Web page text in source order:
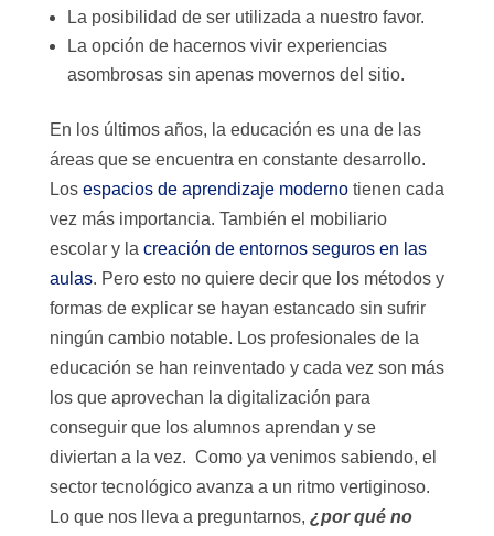
La posibilidad de ser utilizada a nuestro favor.
La opción de hacernos vivir experiencias
asombrosas sin apenas movernos del sitio.
En los últimos años, la educación es una de las
áreas que se encuentra en constante desarrollo.
Los espacios de aprendizaje modernotienen cada
vez más importancia. También el mobiliario
escolar y la creación de entornos seguros en las
aulas. Pero esto no quiere decir que los métodos y
formas de explicar se hayan estancado sin sufrir
ningún cambio notable. Los profesionales de la
educación se han reinventado y cada vez son más
los que aprovechan la digitalización para
conseguir que los alumnos aprendan y se
diviertan a la vez. Como ya venimos sabiendo, el
sector tecnológico avanza a un ritmo vertiginoso.
Lo que nos lleva a preguntarnos, ¿por qué no